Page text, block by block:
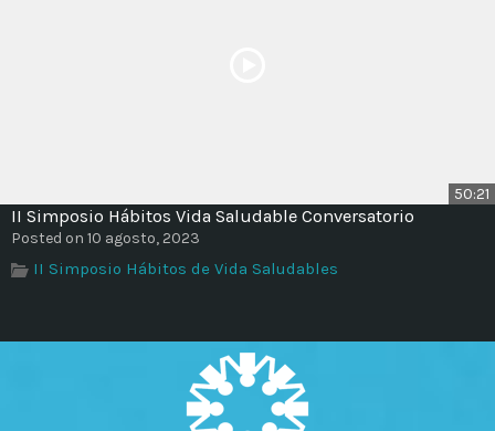
50:21
II Simposio Hábitos Vida Saludable Conversatorio
Posted on 10 agosto, 2023
II Simposio Hábitos de Vida Saludables